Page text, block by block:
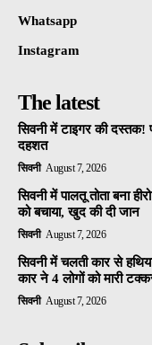
Whatsapp
Instagram
The latest
सिवनी में टाइगर की दस्तक!
दहशत
सिवनी August 7, 2026
सिवनी में पालतू तोता बना
को बचाया, खुद की दी जान
सिवनी August 7, 2026
सिवनी में चलती कार से
कार ने 4 लोगों को मारी
सिवनी August 7, 2026